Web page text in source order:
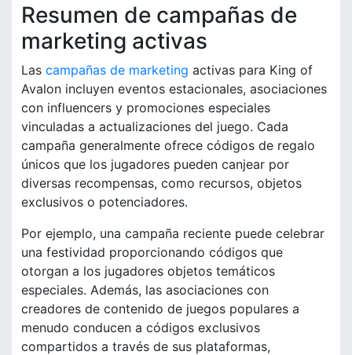
Resumen de campañas de
marketing activas
Las campañas de marketing activas para King of
Avalon incluyen eventos estacionales, asociaciones
con influencers y promociones especiales
vinculadas a actualizaciones del juego. Cada
campaña generalmente ofrece códigos de regalo
únicos que los jugadores pueden canjear por
diversas recompensas, como recursos, objetos
exclusivos o potenciadores.
Por ejemplo, una campaña reciente puede celebrar
una festividad proporcionando códigos que
otorgan a los jugadores objetos temáticos
especiales. Además, las asociaciones con
creadores de contenido de juegos populares a
menudo conducen a códigos exclusivos
compartidos a través de sus plataformas,